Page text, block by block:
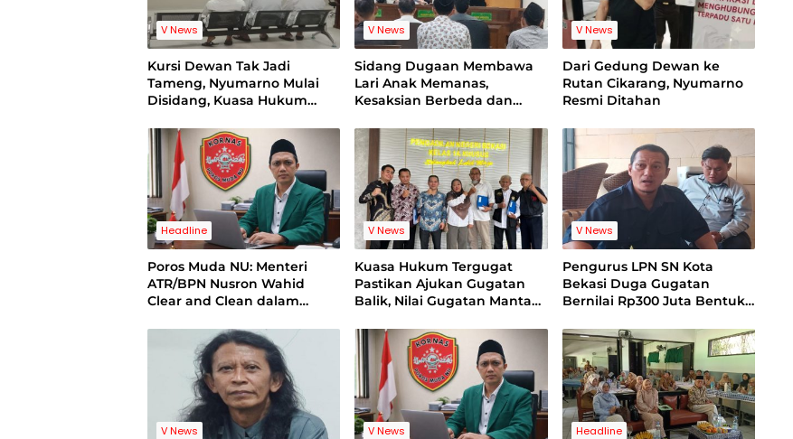
V News
Kursi Dewan Tak Jadi
Tameng, Nyumarno Mulai
Disidang, Kuasa Hukum
Bebas Intervensi
V News
Sidang Dugaan Membawa
Lari Anak Memanas,
Kesaksian Berbeda dan
V News
Dari Gedung Dewan ke
Rutan Cikarang, Nyumarno
Resmi Ditahan
Headline
Poros Muda NU: Menteri
ATR/BPN Nusron Wahid
Clear and Clean dalam
Kuansing
V News
Kuasa Hukum Tergugat
Pastikan Ajukan Gugatan
Balik, Nilai Gugatan Mantan
Standing
V News
Pengurus LPN SN Kota
Bekasi Duga Gugatan
Bernilai Rp300 Juta Bentuk
Lembaga
V News V News Headline